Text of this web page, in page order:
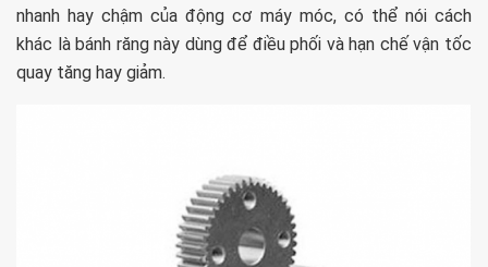
nhanh hay chậm của động cơ máy móc, có thể nói cách
khác là bánh răng này dùng để điều phối và hạn chế vận tốc
quay tăng hay giảm.